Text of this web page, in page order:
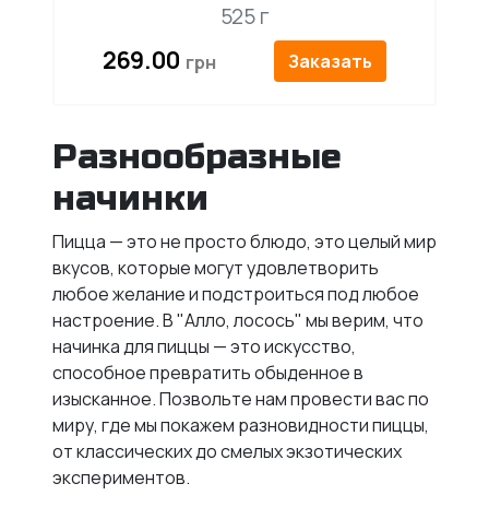
525 г
269.00 Заказать
Разнообразные
начинки
Пицца — это не просто блюдо, это целый мир
вкусов, которые могут удовлетворить
любое желание и подстроиться под любое
настроение. В "Алло, лосось" мы верим, что
начинка для пиццы — это искусство,
способное превратить обыденное в
изысканное. Позвольте нам провести вас по
миру, где мы покажем разновидности пиццы,
от классических до смелых экзотических
экспериментов.